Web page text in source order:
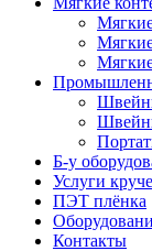
Б-у
Услуги
ПЭТ плёнка
Контакты